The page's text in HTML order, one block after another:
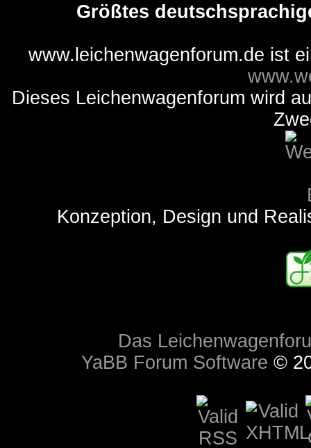
Größtes
www.leichenwagenforum.de ist
Dieses Leichenwagenforum wird
Konzeption, Design und
Das
YaBB Forum Software ©